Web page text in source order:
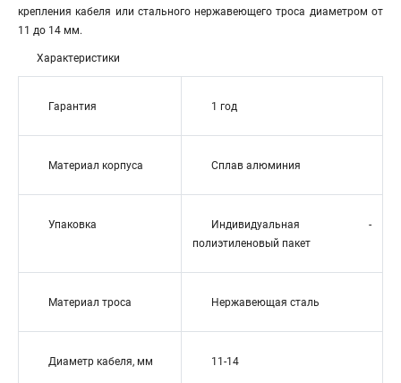
крепления кабеля или стального нержавеющего троса диаметром от
11 до 14 мм.
Характеристики
Гарантия 1 год
Материал корпуса Сплав алюминия
Упаковка
Индивидуальная -
полиэтиленовый пакет
Материал троса Нержавеющая сталь
Диаметр кабеля, мм 11-14